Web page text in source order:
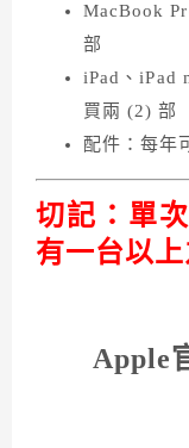
MacBook
部
iPad、iPad
買兩 (2) 部
配件：每年
切記：單
有一台以
Apple